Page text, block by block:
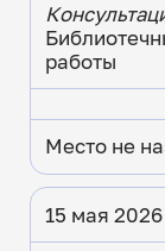
работы
Место не
15 мая 2026